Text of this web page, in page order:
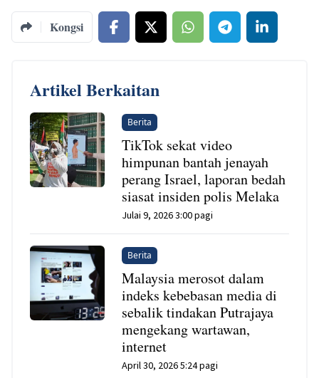
Kongsi
Artikel Berkaitan
Berita
TikTok sekat video
himpunan bantah jenayah
perang Israel, laporan bedah
siasat insiden polis Melaka
Julai 9, 2026 3:00 pagi
Berita
Malaysia merosot dalam
indeks kebebasan media di
sebalik tindakan Putrajaya
mengekang wartawan,
internet
April 30, 2026 5:24 pagi